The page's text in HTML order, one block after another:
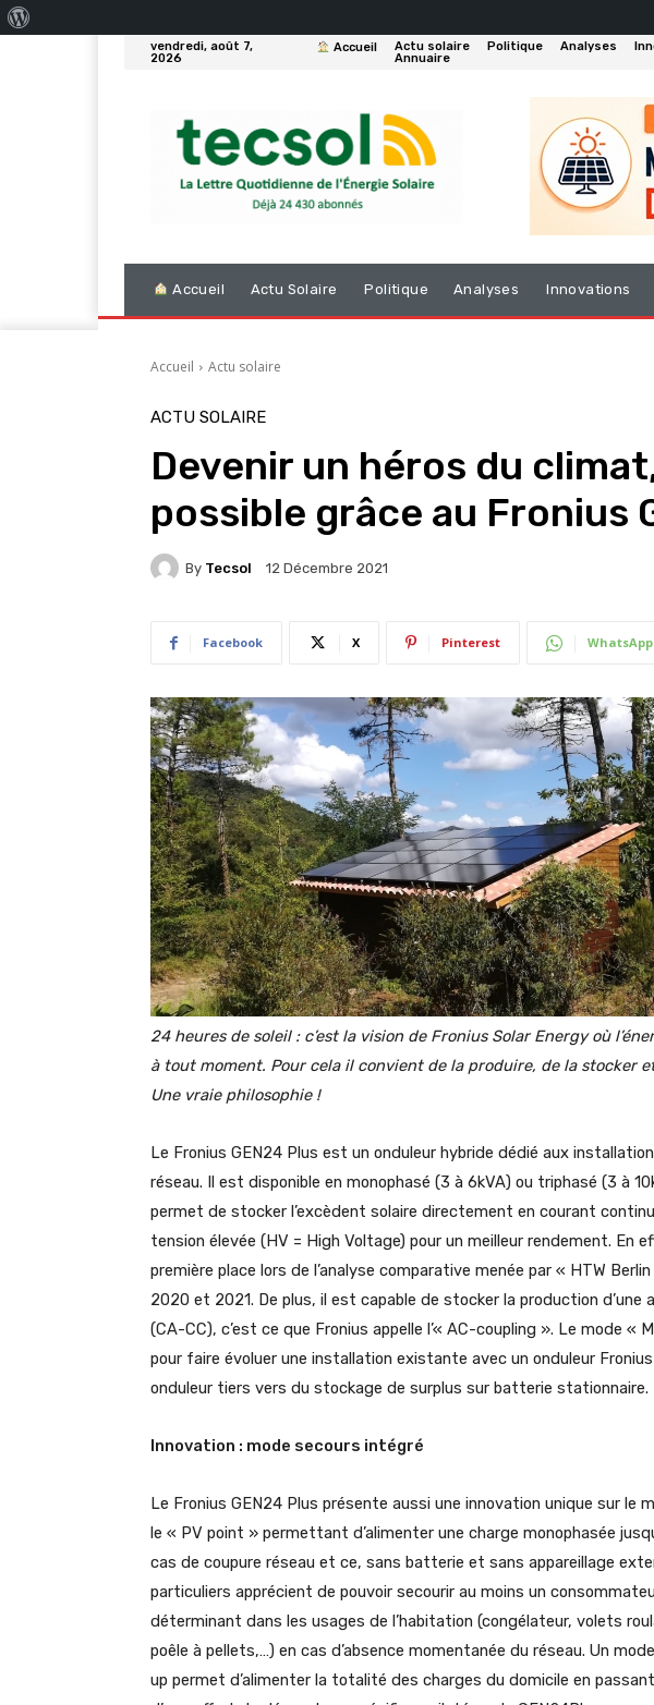
vendredi, août 7,
2026
Accueil Actu solaire Politique Analyses
Annuaire
Accueil Actu Solaire Politique Analyses Innovations
Accueil Actu solaire
ACTU SOLAIRE
Devenir un héros du
possible grâce au Fronius
By Tecsol 12 Décembre 2021
Facebook X Pinterest WhatsApp
24 heures de soleil : c’est la vision de Fronius Solar Energy où
à tout moment. Pour cela il convient de la produire, de la stocker
Une vraie philosophie !
Le Fronius GEN24 Plus est un onduleur hybride dédié aux
réseau. Il est disponible en monophasé (3 à 6kVA) ou triphasé (3 à
permet de stocker l’excèdent solaire directement en courant
tension élevée (HV = High Voltage) pour un meilleur rendement. En
première place lors de l’analyse comparative menée par « HTW
2020 et 2021. De plus, il est capable de stocker la production
(CA-CC), c’est ce que Fronius appelle l’« AC-coupling ». Le mode
pour faire évoluer une installation existante avec un onduleur
onduleur tiers vers du stockage de surplus sur batterie stationnaire.
Innovation : mode secours intégré
Le Fronius GEN24 Plus présente aussi une innovation unique sur le
le « PV point » permettant d’alimenter une charge monophasée
cas de coupure réseau et ce, sans batterie et sans appareillage
particuliers apprécient de pouvoir secourir au moins un
déterminant dans les usages de l’habitation (congélateur, volets
poêle à pellets,…) en cas d’absence momentanée du réseau. Un
up permet d’alimenter la totalité des charges du domicile en